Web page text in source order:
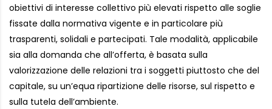
obiettivi di interesse collettivo più elevati rispetto alle soglie
fissate dalla normativa vigente e in particolare più
trasparenti, solidali e partecipati. Tale modalità, applicabile
sia alla domanda che all’offerta, è basata sulla
valorizzazione delle relazioni tra i soggetti piuttosto che del
capitale, su un’equa ripartizione delle risorse, sul rispetto e
sulla tutela dell’ambiente.